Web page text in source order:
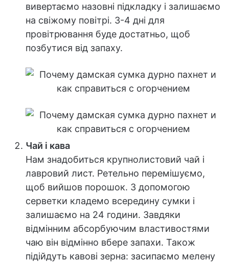
вивертаємо назовні підкладку і залишаємо
на свіжому повітрі. 3-4 дні для
провітрювання буде достатньо, щоб
позбутися від запаху.
Чай і кава
Нам знадобиться крупнолистовий чай і
лавровий лист. Ретельно перемішуємо,
щоб вийшов порошок. З допомогою
серветки кладемо всередину сумки і
залишаємо на 24 години. Завдяки
відмінним абсорбуючим властивостями
чаю він відмінно вбере запахи. Також
підійдуть кавові зерна: засипаємо мелену